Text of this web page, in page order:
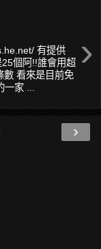
›
有提供
個阿!!誰會用超
數 看來是目前免
家 ...
›